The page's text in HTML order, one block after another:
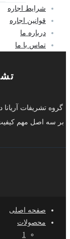
شرایط اجاره
قوانین اجاره
درباره ما
تماس با ما
بر سه اصل مهم
صفحه اصلی
محصولات
1